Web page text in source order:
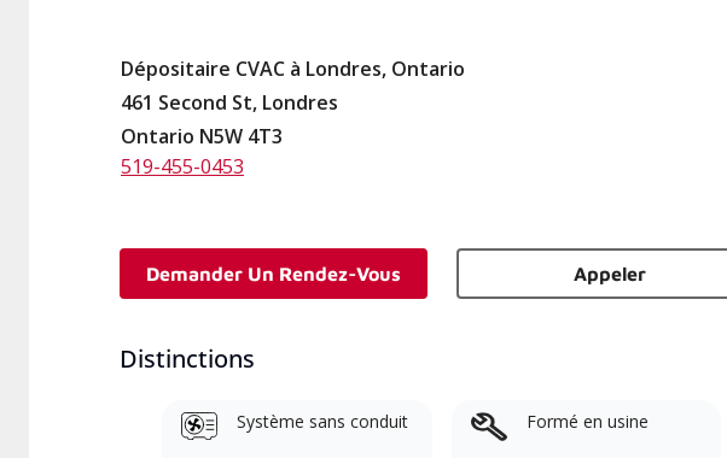
Dépositaire CVAC à Londres, Ontario
461 Second St, Londres
Ontario N5W 4T3
519-455-0453
Demander Un Rendez-Vous Appeler
Distinctions
Système sans conduit Formé en usine